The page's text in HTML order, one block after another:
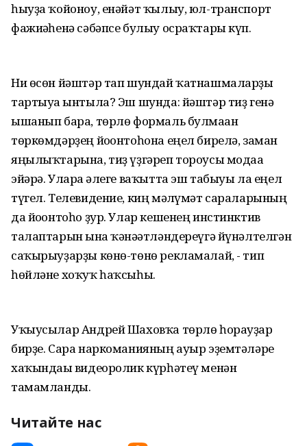
һыуҙа ҡойоноу, енәйәт ҡылыу, юл-транспорт
фажиғәһенә сәбәпсе булыу осраҡтары күп.
Ни өсөн йәштәр тап шундай ҡатнашмаларҙы
тартыуға ынтыла? Эш шунда: йәштәр тиҙ генә
ышанып бара, төрлө формаль булмаған
төркөмдәрҙең йоғонтоһона еңел бирелә, заман
яңылыҡтарына, тиҙ үҙгәреп тороусы модаға
эйәрә. Уларға әлеге ваҡытта эш табыуы ла еңел
түгел. Телевидение, киң мәғлүмәт сараларының
да йоғонтоһо ҙур. Улар кешенең инстинктив
талаптарын ғына ҡәнәғәтләндереүгә йүнәлтелгән
саҡырыуҙарҙы көнө-төнө рекламалай, - тип
һөйләне хоҡуҡ һаҡсыһы.
Уҡыусылар Андрей Шаховҡа төрлө һорауҙар
бирҙе. Сара наркоманияның ауыр эҙемтәләре
хаҡындағы видеоролик күрһәтеү менән
тамамланды.
Читайте нас